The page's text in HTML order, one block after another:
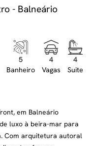
- Balneário
5
Banheiro
4
Vagas
4
Suite
em Balneário
luxo à beira-mar para
Com arquitetura autoral